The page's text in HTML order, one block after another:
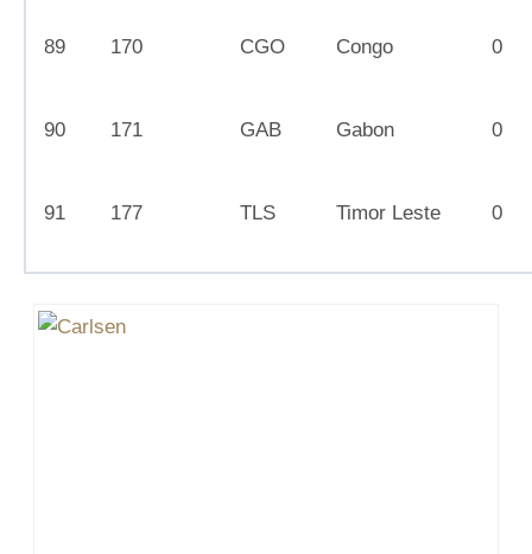
89 170 CGO Congo 0
90 171 GAB Gabon 0
91 177 TLS Timor Leste 0